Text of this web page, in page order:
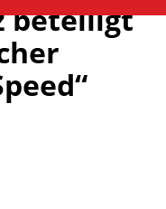
beteiligt